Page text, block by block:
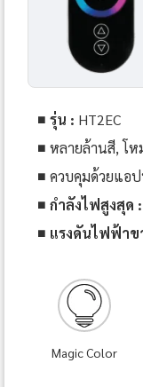
รุ่น : HT2EC
หลายล้านสี, โห
ควบคุมด้วยแอป
กำลังไฟสูงสุด :
แรงดันไฟฟ้าข
Magic Color